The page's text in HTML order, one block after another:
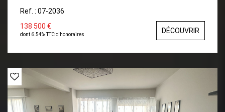
balcon avec jolie VUE DEGAGEE, cuisine indépendante
avec cellier, deux Chambres, salle d'eau, wc. Chauffage
collectif, eau froide et chaude compris dans les charges.
Ref. : 07-2036
138 500 €
dont 6.54% TTC d'honoraires DÉCOUVRIR